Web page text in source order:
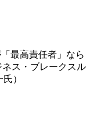
最高責任者」なら
ス・ブレークスル
）